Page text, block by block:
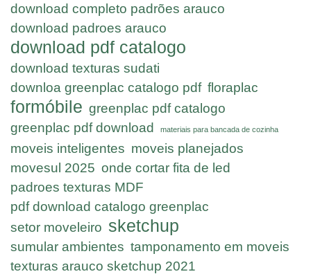
download completo padrões arauco
download padroes arauco
download pdf catalogo
download texturas sudati
downloa greenplac catalogo pdf floraplac
formóbile greenplac pdf catalogo
greenplac pdf download
materiais para bancada de cozinha
moveis inteligentes moveis planejados
movesul 2025 onde cortar fita de led
padroes texturas MDF
pdf download catalogo greenplac
setor moveleiro sketchup
sumular ambientes tamponamento em moveis
texturas arauco sketchup 2021